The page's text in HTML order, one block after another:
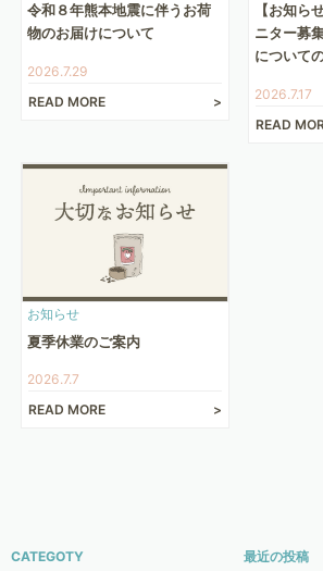
令和８年熊本地震に伴うお荷
物のお届けについて
2026.7.29
READ MORE
【お知ら
ニター募
について
2026.7.17
READ
お知らせ
夏季休業のご案内
2026.7.7
READ MORE
CATEGOTY 最近の投稿